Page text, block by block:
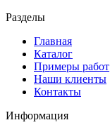
Разделы
Главная
Каталог
Примеры работ
Наши клиенты
Контакты
Информация